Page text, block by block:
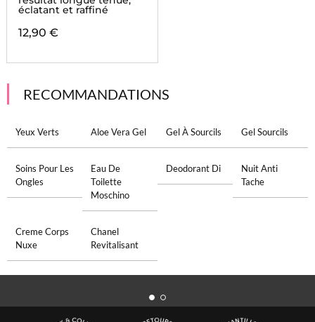
éclatant et raffiné
12,90 €
RECOMMANDATIONS
Yeux Verts Aloe Vera Gel Gel À Sourcils Gel Sourcils
Soins Pour Les
Ongles
Eau De
Toilette
Moschino
Deodorant Di
Nuit Anti
Tache
Creme Corps
Nuxe
Chanel
Revitalisant